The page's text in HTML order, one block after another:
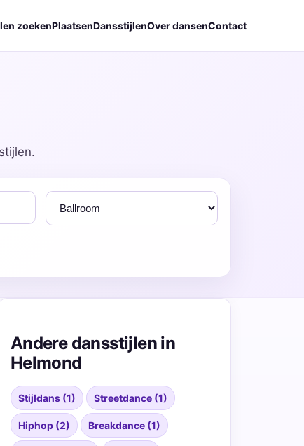
zoekenPlaatsenDansstijlenOver dansenContact
Andere dansstijlen in
Helmond
Stijldans (1) Streetdance (1)
Hiphop (2) Breakdance (1)